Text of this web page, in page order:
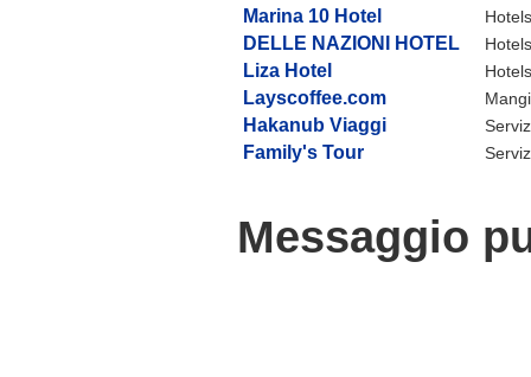
Marina 10 Hotel
DELLE NAZIONI HOTEL
Liza Hotel
Layscoffee.com
Hakanub Viaggi
Family's Tour
Messaggio